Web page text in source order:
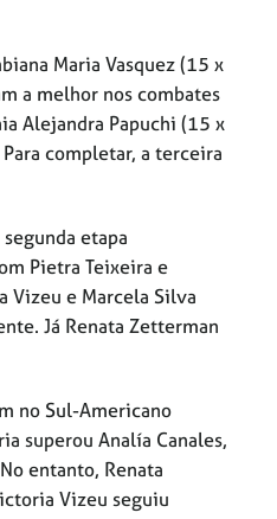
Maria Vasquez (15 x
a melhor nos combates
Alejandra Papuchi (15 x
completar, a terceira
etapa
Pietra Teixeira e
Vizeu e Marcela Silva
Já Renata Zetterman
no Sul-Americano
superou Analía Canales,
entanto, Renata
Vizeu seguiu